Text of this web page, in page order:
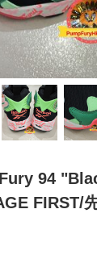
94
FIRST/